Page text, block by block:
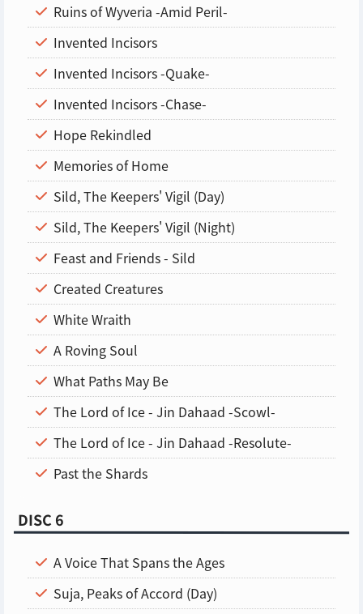
Ruins of Wyveria -Amid Peril-
Invented Incisors
Invented Incisors -Quake-
Invented Incisors -Chase-
Hope Rekindled
Memories of Home
Sild, The Keepers' Vigil (Day)
Sild, The Keepers' Vigil (Night)
Feast and Friends - Sild
Created Creatures
White Wraith
A Roving Soul
What Paths May Be
The Lord of Ice - Jin Dahaad -Scowl-
The Lord of Ice - Jin Dahaad -Resolute-
Past the Shards
DISC 6
A Voice That Spans the Ages
Suja, Peaks of Accord (Day)